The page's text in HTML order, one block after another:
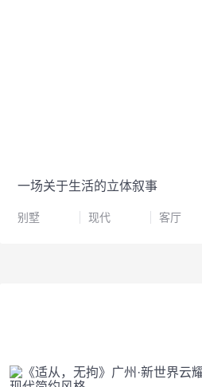
一场关于生活的立体叙事
别墅 现代 客厅